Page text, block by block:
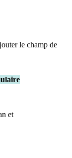
le champ de
et